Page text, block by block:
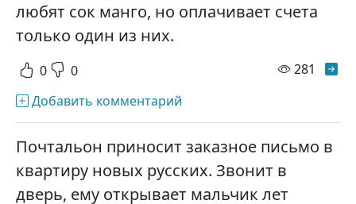
любят сок манго, но оплачивает счета
только один из них.
0 0 281
Добавить комментарий
Почтальон приносит заказное письмо в
квартиру новых русских. Звонит в
дверь, ему открывает мальчик лет